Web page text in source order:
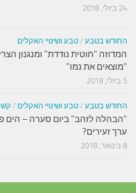
24 ביולי, 2018
החודש בטבע / טבע ושינויי האקלים
המדוזה "חוטית נודדת" ומנגנון
"מוצאים את נמו"
5 ביולי, 2018
החודש בטבע / טבע ושינויי האקלים /
"הבהלה לזהב" ביום סערה – הים
ערך זעירים?
8 בינואר, 2018